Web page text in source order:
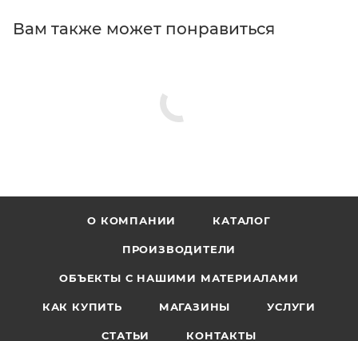
Вам также может понравиться
О КОМПАНИИ КАТАЛОГ
ПРОИЗВОДИТЕЛИ
ОБЪЕКТЫ С НАШИМИ МАТЕРИАЛАМИ
КАК КУПИТЬ МАГАЗИНЫ УСЛУГИ
СТАТЬИ КОНТАКТЫ